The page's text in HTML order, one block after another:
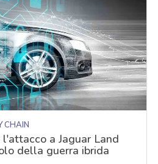
CHAIN
a Jaguar Land
della guerra ibrida